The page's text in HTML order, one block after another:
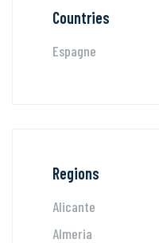
Countries
Espagne
Regions
Alicante
Almeria